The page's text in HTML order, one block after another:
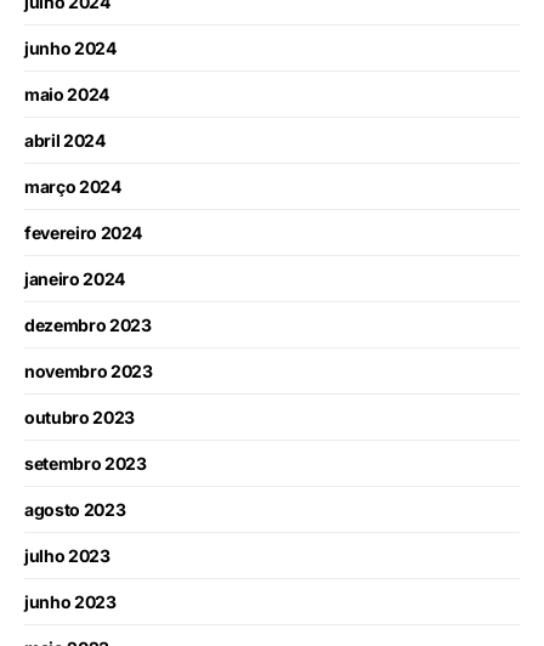
junho 2024
maio 2024
abril 2024
março 2024
fevereiro 2024
janeiro 2024
dezembro 2023
novembro 2023
outubro 2023
setembro 2023
agosto 2023
julho 2023
junho 2023